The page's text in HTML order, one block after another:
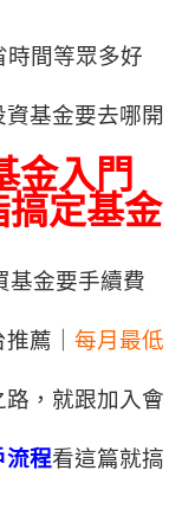
時間等眾多好
基金要去哪開
金入門
定基金
基金要手續費
薦｜ 每月 最低
，就跟加入會
流程看這篇就搞